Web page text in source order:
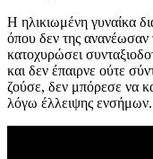
Η ηλικιωμένη γυναίκα
όπου δεν της ανανέωσαν
κατοχυρώσει
και δεν έπαιρνε ούτε
ζούσε, δεν μπόρεσε να
λόγω έλλειψης ενσήμων.